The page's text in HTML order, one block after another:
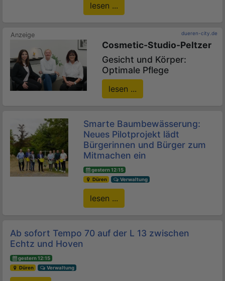
lesen ...
dueren-city.de
Cosmetic-Studio-Peltzer
Gesicht und Körper:
Optimale Pflege
lesen ...
Smarte Baumbewässerung:
Neues Pilotprojekt lädt
Bürgerinnen und Bürger zum
Mitmachen ein
gestern 12:15
Düren
Verwaltung
lesen ...
Ab sofort Tempo 70 auf der L 13 zwischen
Echtz und Hoven
gestern 12:15
Düren
Verwaltung